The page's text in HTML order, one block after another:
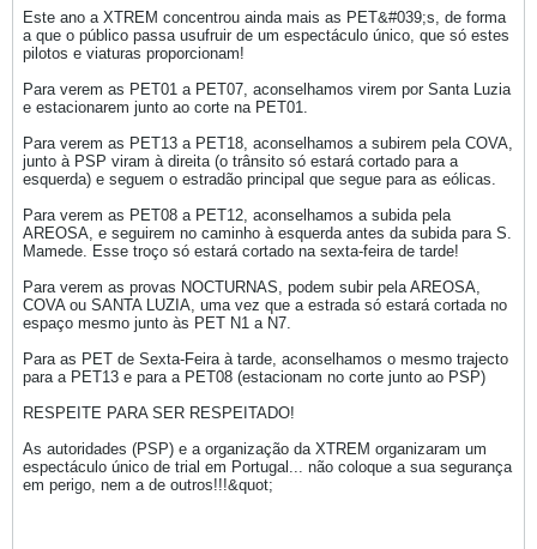
Este ano a XTREM concentrou ainda mais as PET&#039;s, de forma
a que o público passa usufruir de um espectáculo único, que só estes
pilotos e viaturas proporcionam!
Para verem as PET01 a PET07, aconselhamos virem por Santa Luzia
e estacionarem junto ao corte na PET01.
Para verem as PET13 a PET18, aconselhamos a subirem pela COVA,
junto à PSP viram à direita (o trânsito só estará cortado para a
esquerda) e seguem o estradão principal que segue para as eólicas.
Para verem as PET08 a PET12, aconselhamos a subida pela
AREOSA, e seguirem no caminho à esquerda antes da subida para S.
Mamede. Esse troço só estará cortado na sexta-feira de tarde!
Para verem as provas NOCTURNAS, podem subir pela AREOSA,
COVA ou SANTA LUZIA, uma vez que a estrada só estará cortada no
espaço mesmo junto às PET N1 a N7.
Para as PET de Sexta-Feira à tarde, aconselhamos o mesmo trajecto
para a PET13 e para a PET08 (estacionam no corte junto ao PSP)
RESPEITE PARA SER RESPEITADO!
As autoridades (PSP) e a organização da XTREM organizaram um
espectáculo único de trial em Portugal... não coloque a sua segurança
em perigo, nem a de outros!!!&quot;